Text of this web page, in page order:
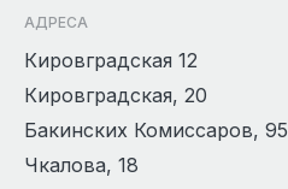
АДРЕСА
Кировградская 12
Кировградская, 20
Бакинских Комиссаров, 95
Чкалова, 18